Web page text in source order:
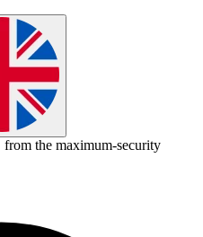
from the maximum-security